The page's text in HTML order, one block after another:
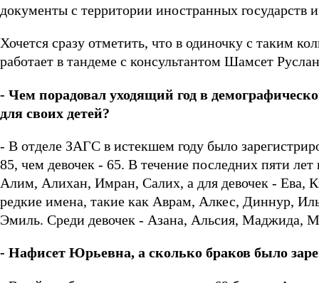
документы с территории иностранных государств
Хочется сразу отметить, что в одиночку с таким
работает в тандеме с консультантом Шамсет
- Чем порадовал уходящий год в
для своих детей?
- В отделе ЗАГС в истекшем году было
85, чем девочек - 65. В течение последних пяти
Алим, Алихан, Имран, Салих, а для девочек -
редкие имена, такие как Аврам, Алкес, Диннур,
Эмиль. Среди девочек - Азана, Альсия, Маджида,
- Нафисет Юрьевна, а сколько браков было